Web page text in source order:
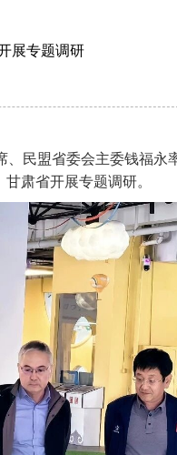
展专题调研
、民盟省委会主委钱福永
肃省开展专题调研。